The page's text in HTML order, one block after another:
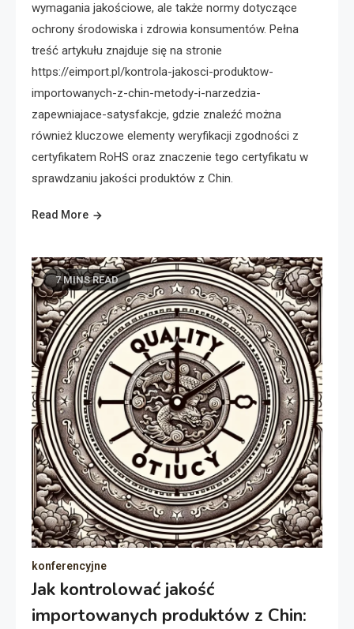
wymagania jakościowe, ale także normy dotyczące
ochrony środowiska i zdrowia konsumentów. Pełna
treść artykułu znajduje się na stronie
https://eimport.pl/kontrola-jakosci-produktow-
importowanych-z-chin-metody-i-narzedzia-
zapewniajace-satysfakcje, gdzie znaleźć można
również kluczowe elementy weryfikacji zgodności z
certyfikatem RoHS oraz znaczenie tego certyfikatu w
sprawdzaniu jakości produktów z Chin.
Read More
7 MINS READ
konferencyjne
Jak kontrolować jakość
importowanych produktów z Chin: